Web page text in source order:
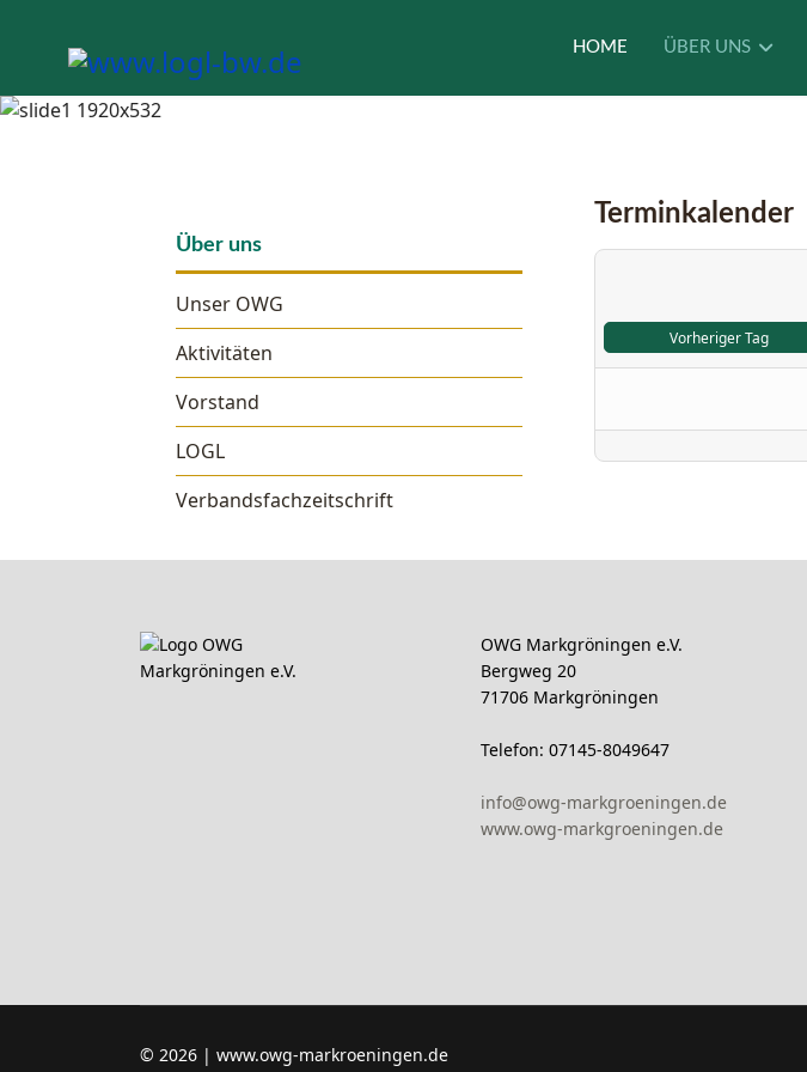
HOME ÜBER UNS
Über uns
Unser OWG
Aktivitäten
Vorstand
LOGL
Verbandsfachzeitschrift
Terminkalender
Vorheriger Tag
OWG Markgröningen e.V.
Bergweg 20
71706 Markgröningen
Telefon: 07145-8049647
info@owg-markgroeningen.de
www.owg-markgroeningen.de
© 2026 | www.owg-markroeningen.de